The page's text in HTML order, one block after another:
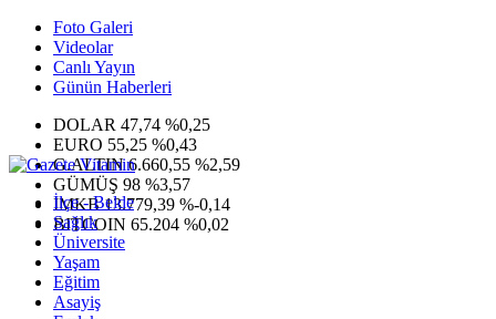
Foto Galeri
Videolar
Canlı Yayın
Günün Haberleri
DOLAR 47,74 %0,25
EURO 55,25 %0,43
G.ALTIN6.660,55 %2,59
GÜMÜŞ 98 %3,57
IMKB13.779,39 %-0,14
BITCOIN 65.204 %0,02
İlçe - Belde
Sağlık
Üniversite
Yaşam
Eğitim
Asayiş